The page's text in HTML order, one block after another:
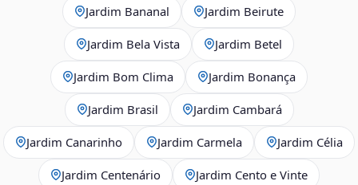
Jardim Bananal Jardim Beirute
Jardim Bela Vista Jardim Betel
Jardim Bom Clima Jardim Bonança
Jardim Brasil Jardim Cambará
Jardim Canarinho Jardim Carmela Jardim Célia
Jardim Centenário Jardim Cento e Vinte